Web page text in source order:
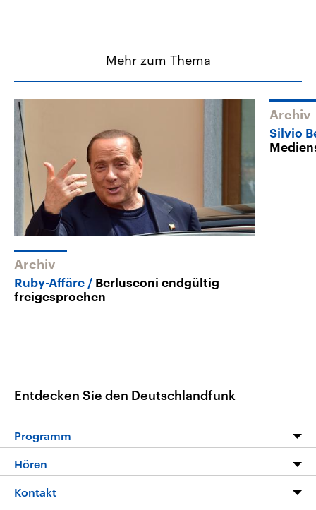
Mehr zum Thema
Archiv
Ruby-Affäre
Berlusconi endgültig
freigesprochen
Archiv
Silvio
Entdecken Sie den Deutschlandfunk
Programm
Programm
Die Nachrichten
Hören
Livestream
Kontakt